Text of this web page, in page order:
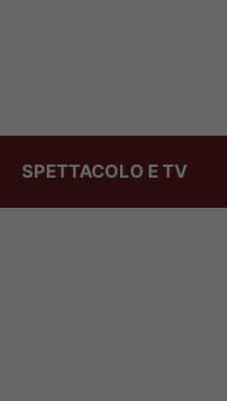
SPETTACOLO E TV